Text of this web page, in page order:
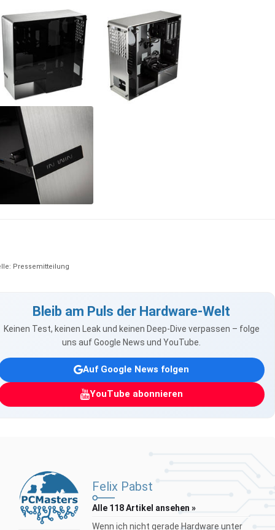
Pressemitteilung
Bleib am Puls der Hardware-Welt
Keinen Test, keinen Leak und keinen Deep-Dive verpassen – folge
uns auf Google News und YouTube.
Auf Google News folgen
YouTube abonnieren
Felix Pabst
Alle 118 Artikel ansehen »
Wenn ich nicht gerade Hardware unter